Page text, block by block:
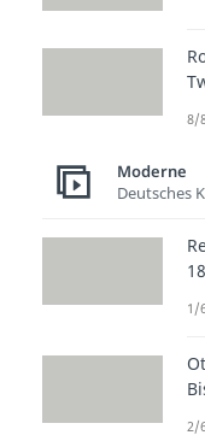
8/
Moderne
Deutsches
1/
2/